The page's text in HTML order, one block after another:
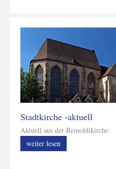
Stadtkirche -aktuell
Aktuell aus der Reinoldikirche:
weiter lesen